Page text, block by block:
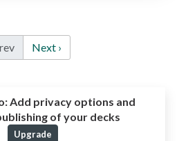
Next ›
Add privacy options and
of your decks
Upgrade